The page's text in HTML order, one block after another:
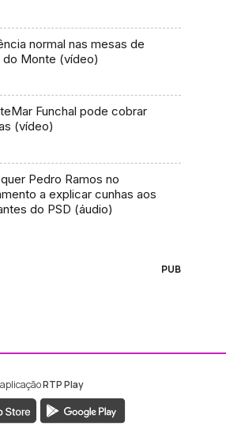
normal nas mesas de
Monte (vídeo)
Funchal pode cobrar
(vídeo)
Pedro Ramos no
a explicar cunhas aos
do PSD (áudio)
PUB
Madeira
RTP Play